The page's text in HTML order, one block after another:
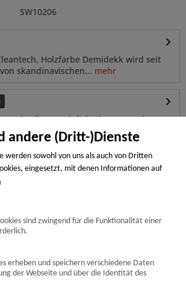
andere (Dritt-)Dienste
werden sowohl von uns als auch von Dritten
eingesetzt, mit denen Informationen auf
und/oder von Ihrem Endgerät abgerufen
Analyse-, Marketing- und Statistik-Cookies. Bei den
handelt es sich um solche, die technisch notwendig
gewünschten Dienst bereitzustellen, die übrigen
Grund einer von Ihnen erteilten Einwilligung
ist freiwillig. Personen, die das 16. Lebensjahr
haben, benötigen die Zustimmung der
können Ihre Entscheidung jederzeit mit Wirkung
Rufen Sie dazu lediglich den Cookie-Banner
sind zwingend für die Funktionalität einer
erheben und speichern verschiedene Daten
der Webseite und über die Identität des
SW10206
Holzfarbe Demidekk wird seit
skandinavischen... mehr
schreiben und diskutieren...mehr